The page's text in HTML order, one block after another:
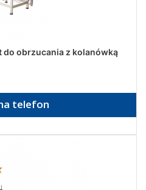
do obrzucania z kolanówką
telefon